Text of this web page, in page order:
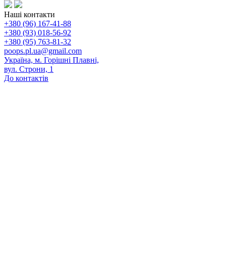
Наші контакти
+380 (96) 167-41-88
+380 (93) 018-56-92
+380 (95) 763-81-32
poops.pl.ua@gmail.com
Україна, м. Горішні Плавні,
вул. Строни, 1
До контактів